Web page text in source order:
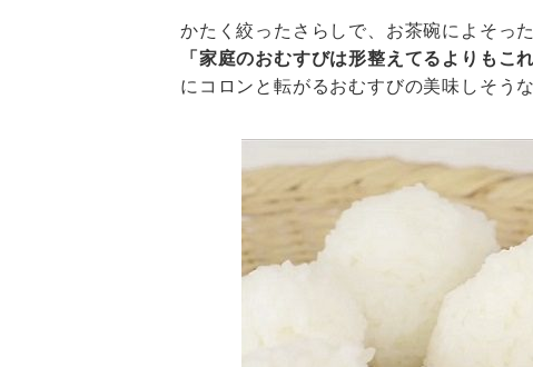
かたく絞ったさらしで、お茶碗によそっ
「家庭のおむすびは形整えてるよりもこ
にコロンと転がるおむすびの美味しそう